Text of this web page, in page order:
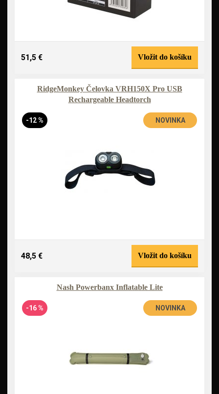
51,5 € Vložit do košíku
RidgeMonkey Čelovka VRH150X Pro USB
Rechargeable Headtorch
-12 % NOVINKA
48,5 € Vložit do košíku
Nash Powerbanx Inflatable Lite
-16 % NOVINKA